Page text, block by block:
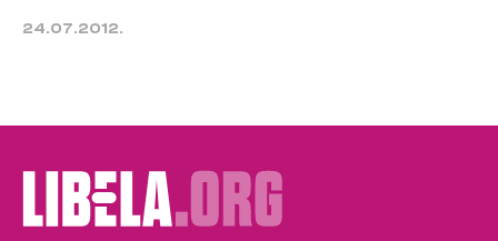
24.07.2012.